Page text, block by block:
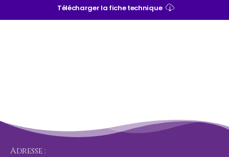
Télécharger la fiche technique
Adresse :